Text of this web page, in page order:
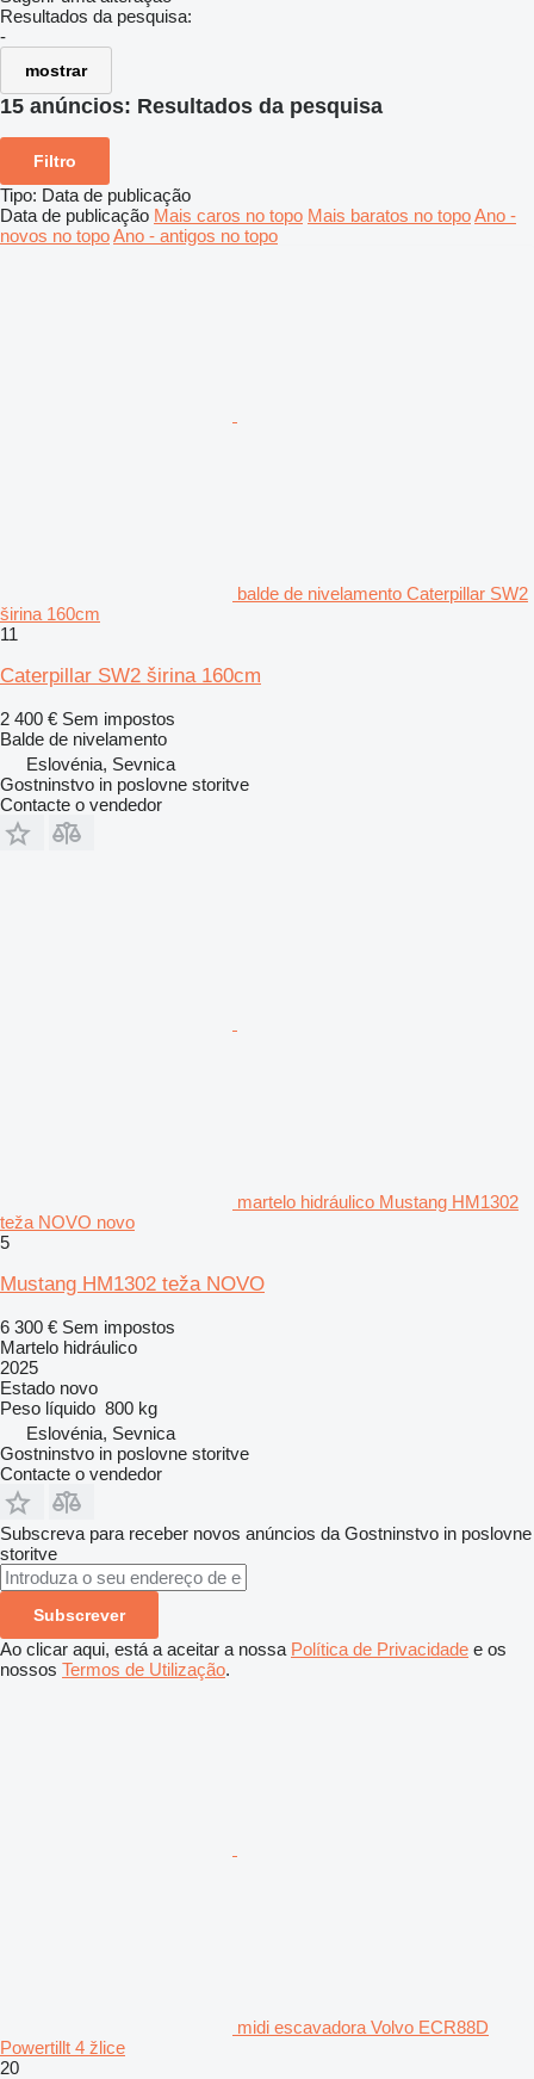
Resultados da pesquisa:
-
mostrar
15 anúncios: Resultados da pesquisa
Filtro
Tipo: Data de publicação
Data de publicação Mais caros no topo Mais baratos no topoAno -
novos no topoAno - antigos no topo
balde de nivelamento Caterpillar SW2
širina 160cm
11
Caterpillar SW2 širina 160cm
2 400 € Sem impostos
Balde de nivelamento
Eslovénia, Sevnica
Gostninstvo in poslovne storitve
Contacte o vendedor
martelo hidráulico Mustang HM1302
teža NOVO novo
5
Mustang HM1302 teža NOVO
6 300 € Sem impostos
Martelo hidráulico
2025
Estado novo
Peso líquido 800 kg
Eslovénia, Sevnica
Gostninstvo in poslovne storitve
Contacte o vendedor
Subscreva para receber novos anúncios da Gostninstvo in poslovne
storitve
Subscrever
Ao clicar aqui, está a aceitar a nossa Política de Privacidade e os
nossos Termos de Utilização.
midi escavadora Volvo ECR88D
Powertillt 4 žlice
20